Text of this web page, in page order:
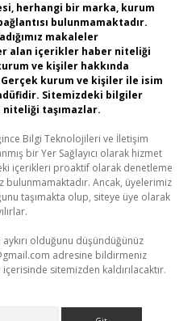
herhangi bir marka, kurum
bulunmamaktadır.
makaleler
alan içerikler haber niteliği
ve kişiler hakkında
Gerçek kurum ve kişiler ile isim
Sitemizdeki bilgiler
taşımazlar.
Bilgi Teknolojileri ve İletişim
bir Yer Sağlayıcı olarak hizmet
içerikleri proaktif olarak denetleme
bulunmamaktadır. Ancak, üyelerimiz
taşımakta olup, siteye üye olarak
olduğunu düşündüğünüz
adresine bildirmeniz
sitemizden kaldırılacaktır.